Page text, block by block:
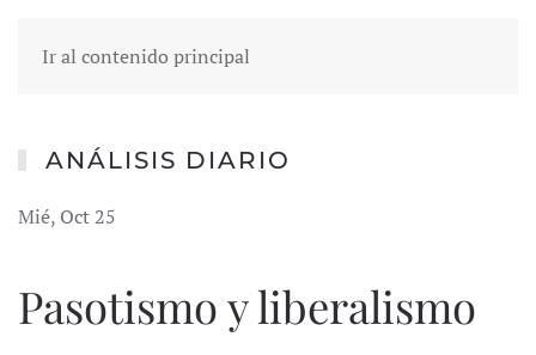
Ir al contenido principal
ANÁLISIS DIARIO
Mié, Oct 25
Pasotismo y liberalismo